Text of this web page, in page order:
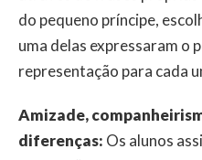
do pequeno príncipe,
uma delas expressaram o
representação para cada
Amizade,
diferenças: Os alunos